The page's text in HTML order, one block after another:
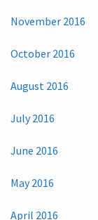
November 2016
October 2016
August 2016
July 2016
June 2016
May 2016
April 2016